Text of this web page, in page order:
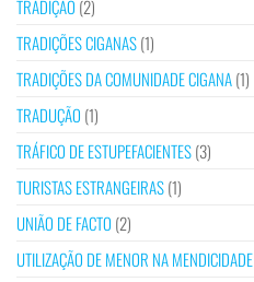
TRADIÇÃO (2)
TRADIÇÕES CIGANAS(1)
TRADIÇÕES DA COMUNIDADE CIGANA(1)
TRADUÇÃO (1)
TRÁFICO DE ESTUPEFACIENTES(3)
TURISTAS ESTRANGEIRAS(1)
UNIÃO DE FACTO (2)
UTILIZAÇÃO DE MENOR NA MENDICIDADE